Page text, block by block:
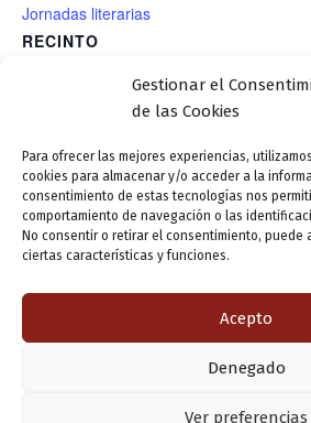
Gestionar el
de las Cookies
Para ofrecer las mejores experiencias,
cookies para almacenar y/o acceder a la
consentimiento de estas tecnologías nos
comportamiento de navegación o las
No consentir o retirar el consentimiento, puede
ciertas características y funciones.
Acepto
Denegado
Ver preferencias
Jornadas literarias
RECINTO
17.ª Semana de Estudios
Románticos. “Ateneos,
espacios de sociedad”. 4 al 8
de noviembre. Lunes 4 Día de
17.ª
Románticos.
sociedad”.
«Ateneismo
Copyright © 2026 Valladolid